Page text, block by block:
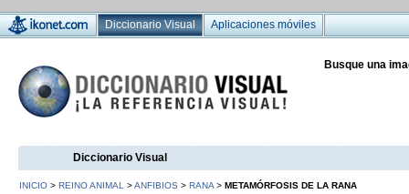
Diccionario Visual Aplicaciones móviles
Busque una
Diccionario Visual
INICIO > REINO ANIMAL >ANFIBIOS > RANA > METAMÓRFOSIS DE LA RANA